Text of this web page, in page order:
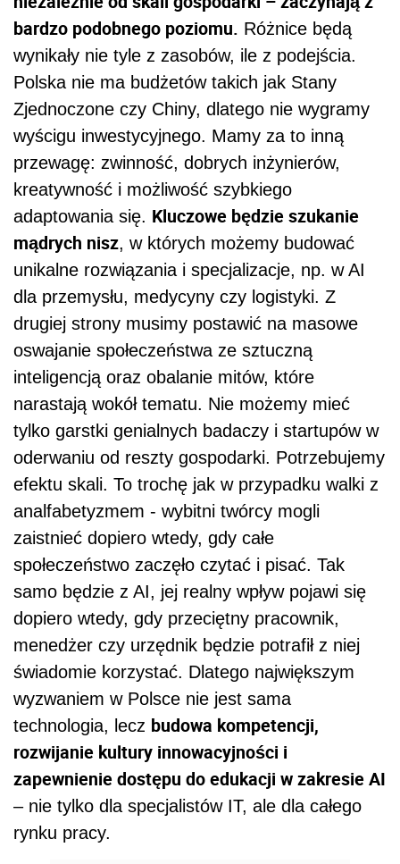
bardzo podobnego poziomu. Różnice będą
wynikały nie tyle z zasobów, ile z podejścia.
Polska nie ma budżetów takich jak Stany
Zjednoczone czy Chiny, dlatego nie wygramy
wyścigu inwestycyjnego. Mamy za to inną
przewagę: zwinność, dobrych inżynierów,
kreatywność i możliwość szybkiego
adaptowania się. Kluczowe będzie szukanie
mądrych nisz, w których możemy budować
unikalne rozwiązania i specjalizacje, np. w AI
dla przemysłu, medycyny czy logistyki. Z
drugiej strony musimy postawić na masowe
oswajanie społeczeństwa ze sztuczną
inteligencją oraz obalanie mitów, które
narastają wokół tematu. Nie możemy mieć
tylko garstki genialnych badaczy i startupów w
oderwaniu od reszty gospodarki. Potrzebujemy
efektu skali. To trochę jak w przypadku walki z
analfabetyzmem - wybitni twórcy mogli
zaistnieć dopiero wtedy, gdy całe
społeczeństwo zaczęło czytać i pisać. Tak
samo będzie z AI, jej realny wpływ pojawi się
dopiero wtedy, gdy przeciętny pracownik,
menedżer czy urzędnik będzie potrafił z niej
świadomie korzystać. Dlatego największym
wyzwaniem w Polsce nie jest sama
technologia, lecz budowa kompetencji,
rozwijanie kultury innowacyjności i
zapewnienie dostępu do edukacji w zakresie AI
– nie tylko dla specjalistów IT, ale dla całego
rynku pracy.